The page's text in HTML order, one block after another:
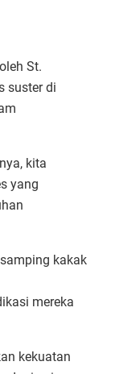
St.
suster di
kita
yang
kakak
mereka
kekuatan